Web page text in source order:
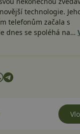
technologie.
telefonům začala s
dnes se spoléhá na…